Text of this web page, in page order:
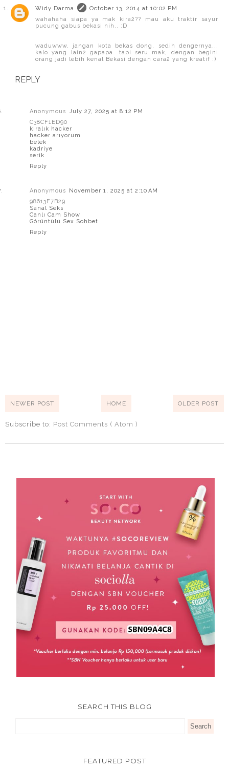
Widy Darma
October 13, 2014 at 10:02 PM
wahahaha siapa ya mak kira2?? mau aku traktir sayur
pucung gabus bekasi nih.. :D
waduwww, jangan kota bekas dong, sedih dengernya...
kalo yang lain2 gapapa. tapi seru mak, dengan begini
orang jadi lebih kenal Bekasi dengan cara2 yang kreatif :)
REPLY
Anonymous July 27, 2025 at 8:12 PM
C38CF1ED90
kiralık hacker
hacker arıyorum
belek
kadriye
serik
Reply
Anonymous
November 1, 2025 at 2:10 AM
98613F7B29
Sanal Seks
Canlı Cam Show
Görüntülü Sex Sohbet
Reply
NEWER POST OLDER POST
HOME
Subscribe to: Post Comments ( Atom )
SEARCH THIS BLOG
FEATURED POST